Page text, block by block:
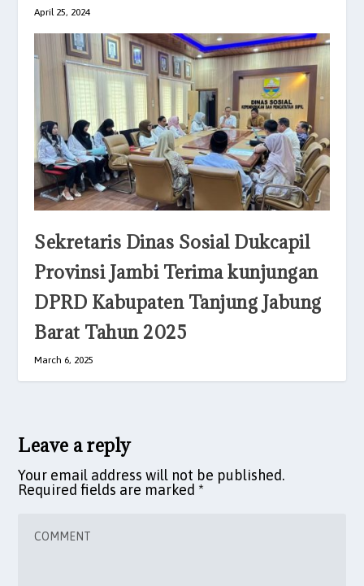
April 25, 2024
Sekretaris Dinas Sosial Dukcapil
Provinsi Jambi Terima kunjungan
DPRD Kabupaten Tanjung Jabung
Barat Tahun 2025
March 6, 2025
Leave a reply
Your email address will not be published.
Required fields are marked *